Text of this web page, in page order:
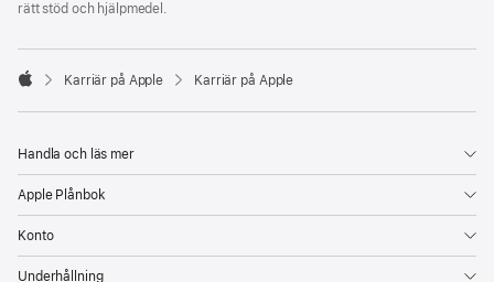
rätt stöd och hjälpmedel.

Karriär på Apple Karriär på Apple
Handla och läs mer
Apple Plånbok
Konto
Underhållning